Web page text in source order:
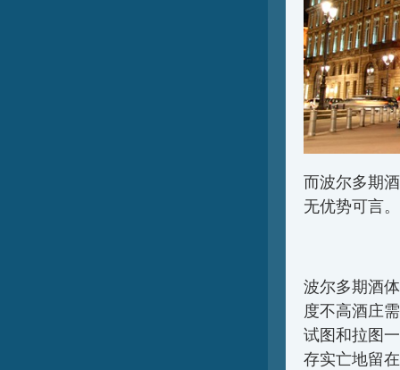
而波尔多期
无优势可言。
波尔多期酒
度不高酒庄
试图和拉图
存实亡地留